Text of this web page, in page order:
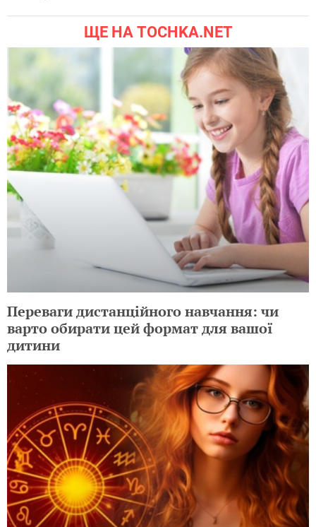
ЩЕ НА TOCHKA.NET
Переваги дистанційного навчання: чи
варто обирати цей формат для вашої
дитини